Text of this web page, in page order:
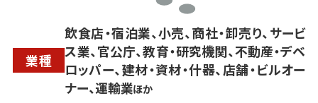
業種
飲食店・宿泊業、小売、商社・卸売り、サービ
ス業、官公庁、教育・研究機関、不動産・デベ
ロッパー、建材・資材・什器、店舗・ビルオー
ナー、運輸業ほか